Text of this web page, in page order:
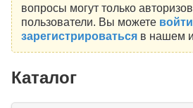
вопросы могут только
пользователи. Вы можете войти
зарегистрироватьсяв нашем
Каталог